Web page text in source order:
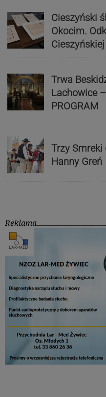
Cieszyński
Okocim.
Cieszyńskiej
Trwa
Lachowice
PROGRAM
Trzy Smreki
Hanny Greń
Reklama